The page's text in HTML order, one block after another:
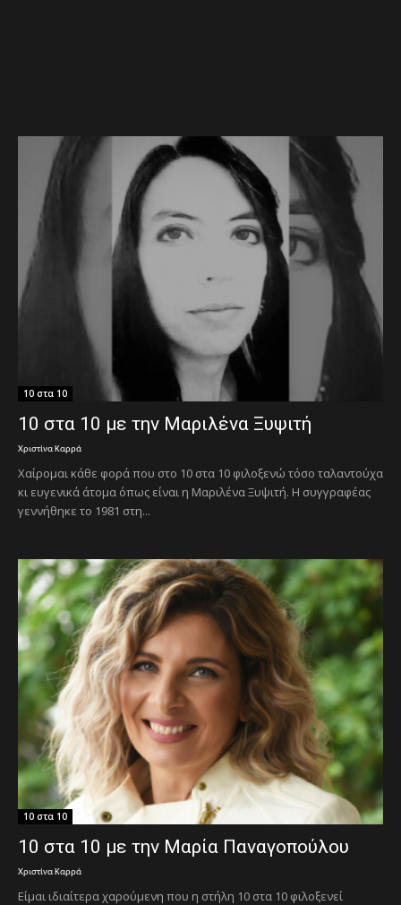
10 στα 10
10 στα 10 με την Μαριλένα Ξυψιτή
Χριστίνα Καρρά
Χαίρομαι κάθε φορά που στο 10 στα 10 φιλοξενώ τόσο ταλαντούχα
κι ευγενικά άτομα όπως είναι η Μαριλένα Ξυψιτή. Η συγγραφέας
γεννήθηκε το 1981 στη...
10 στα 10
10 στα 10 με την Μαρία Παναγοπούλου
Χριστίνα Καρρά
Είμαι ιδιαίτερα χαρούμενη που η στήλη 10 στα 10 φιλοξενεί